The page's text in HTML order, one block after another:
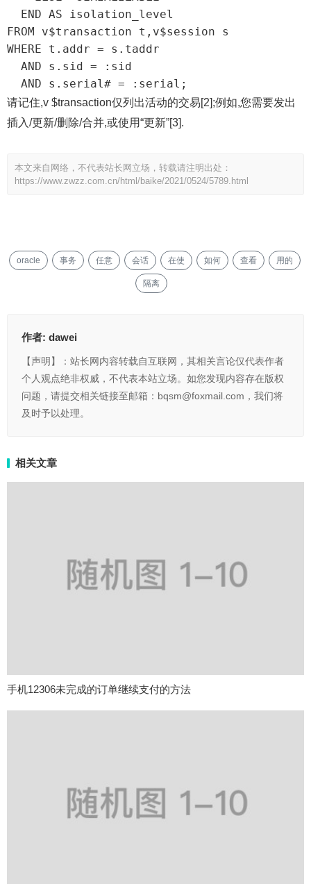
FROM v$transaction t,v$session s
WHERE t.addr = s.taddr
  AND s.serial# = :serial;
请记住,v $transaction仅列出活动的交易[2];例如,您需要发出
插入/更新/删除/合并,或使用“更新”[3].
本文来自网络，不代表站长网立场，转载请注明出处：
https://www.zwzz.com.cn/html/baike/2021/0524/5789.html
oracle 事务 任意 会话 在使 如何 查看 用的
隔离
作者: dawei
【声明】：站长网内容转载自互联网，其相关言论仅代表作者
个人观点绝非权威，不代表本站立场。如您发现内容存在版权
问题，请提交相关链接至邮箱：bqsm@foxmail.com，我们将
及时予以处理。
相关文章
手机12306未完成的订单继续支付的方法